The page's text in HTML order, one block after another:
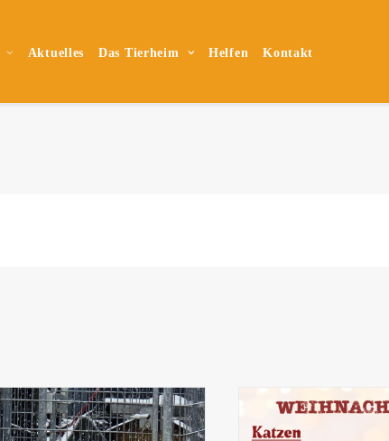
Aktuelles Das Tierheim Helfen Kontakt